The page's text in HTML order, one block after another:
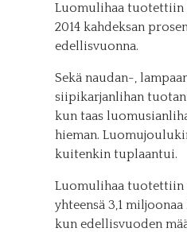
Luomulihaa tuotettiin
2014 kahdeksan
edellisvuonna.
Sekä naudan-,
siipikarjanlihan
kun taas
hieman.
kuitenkin tuplaantui.
Luomulihaa tuotettiin
yhteensä 3,1
kun edellisvuoden